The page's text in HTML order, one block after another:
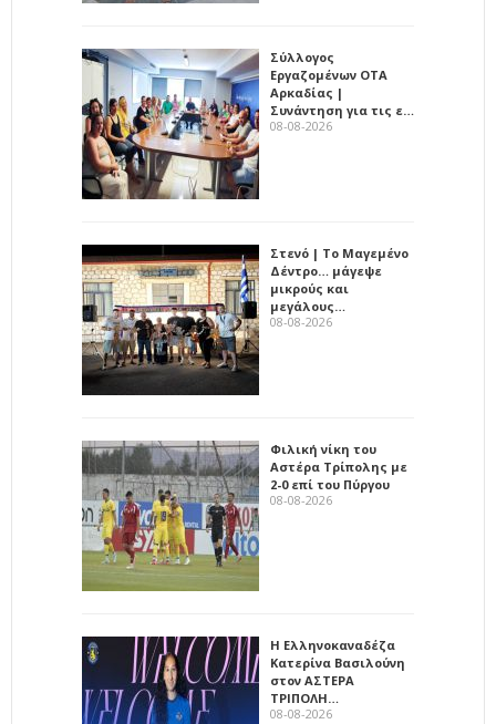
Σύλλογος
Εργαζομένων ΟΤΑ
Αρκαδίας |
Συνάντηση για τις ε…
08-08-2026
Στενό | Το Μαγεμένο
Δέντρο… μάγεψε
μικρούς και
μεγάλους…
08-08-2026
Φιλική νίκη του
Αστέρα Τρίπολης με
2-0 επί του Πύργου
08-08-2026
Η Ελληνοκαναδέζα
Κατερίνα Βασιλούνη
στον ΑΣΤΕΡΑ
ΤΡΙΠΟΛΗ…
08-08-2026